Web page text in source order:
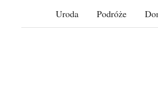
Uroda Podróże